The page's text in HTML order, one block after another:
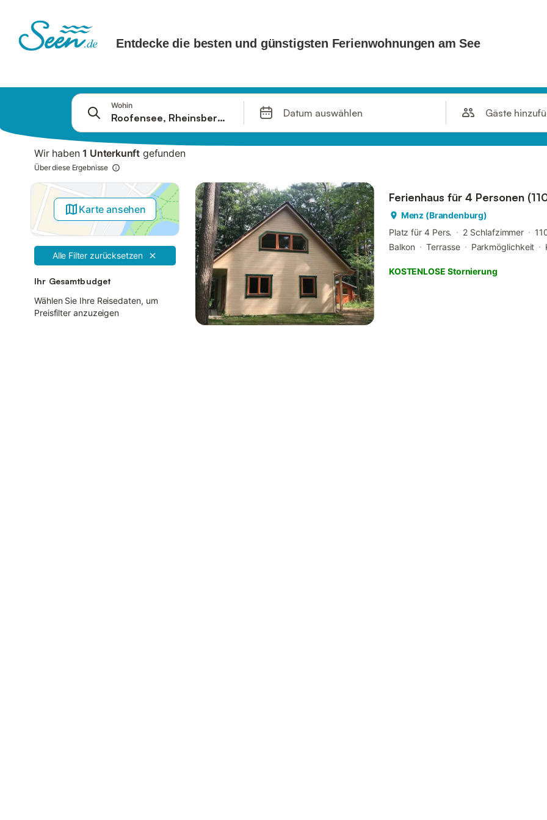
Filter
Angebote
Wohin
Datum auswählen Gäste
Wir haben1 Unterkunft gefunden
Über diese Ergebnisse
Karte ansehen
Alle Filter zurücksetzen
Ihr Gesamtbudget
Wählen Sie Ihre Reisedaten, um
Preisfilter anzuzeigen
Ferienhaus für 4 Personen
Menz (Brandenburg)
Platz für 4 Pers.
2 Schlafzimmer
Balkon
Terrasse Parkmöglichkeit
KOSTENLOSE Stornierung